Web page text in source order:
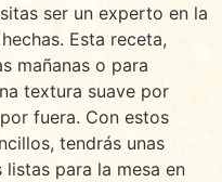
ser un experto en la
Esta receta,
mañanas o para
textura suave por
fuera. Con estos
tendrás unas
para la mesa en